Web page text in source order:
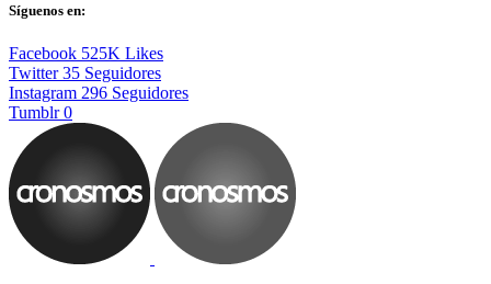
Síguenos en:
Facebook 525K Likes
Twitter 35 Seguidores
Instagram 296 Seguidores
Tumblr 0